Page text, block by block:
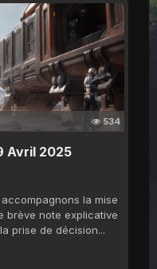
534
Avril 2025
la mise
brève note explicative
prise de décision...